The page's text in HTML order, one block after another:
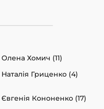
Олена Хомич (11)
Наталія Гриценко (4)
Євгенія Кононенко (17)